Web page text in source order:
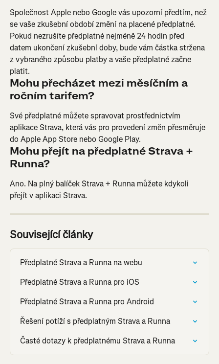
Společnost Apple nebo Google vás upozorní předtím, než
se vaše zkušební období změní na placené předplatné.
Pokud nezrušíte předplatné nejméně 24 hodin před
datem ukončení zkušební doby, bude vám částka stržena
z vybraného způsobu platby a vaše předplatné začne
platit.
Mohu přecházet mezi měsíčním a
ročním tarifem?
Své předplatné můžete spravovat prostřednictvím
aplikace Strava, která vás pro provedení změn přesměruje
do Apple App Store nebo Google Play.
Mohu přejít na předplatné Strava +
Runna?
Ano. Na plný balíček Strava + Runna můžete kdykoli
přejít v aplikaci Strava.
Související články
Předplatné Strava a Runna na webu
Předplatné Strava a Runna pro iOS
Předplatné Strava a Runna pro Android
Řešení potíží s předplatným Strava a Runna
Časté dotazy k předplatnému Strava a Runna